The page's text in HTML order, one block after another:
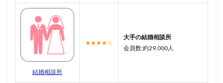
結婚相談所
★★★★☆
大手の結婚相談所
会員数:約29,000人